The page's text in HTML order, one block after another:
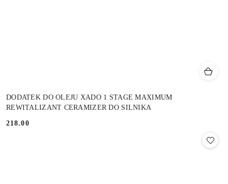
DODATEK DO OLEJU XADO 1 STAGE MAXIMUM
REWITALIZANT CERAMIZER DO SILNIKA
Cena:
218.00